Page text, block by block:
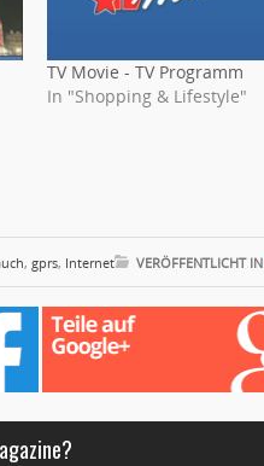
TV Movie - TV Programm
In "Shopping & Lifestyle"
, gprs, Internet VERÖFFENTLICHT IN